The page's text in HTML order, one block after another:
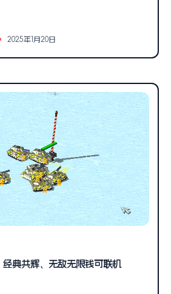
2025年1月20日
典共辉、无敌无限钱可联机